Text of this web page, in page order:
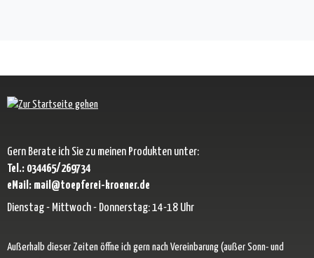
Gern Berate ich Sie zu meinen Produkten unter:
Tel.: 034465/269734
eMail: mail@toepferei-kroener.de
Dienstag - Mittwoch - Donnerstag: 14-18 Uhr
Außerhalb dieser Zeiten öffne ich gern nach Vereinbarung (außer Sonn- und